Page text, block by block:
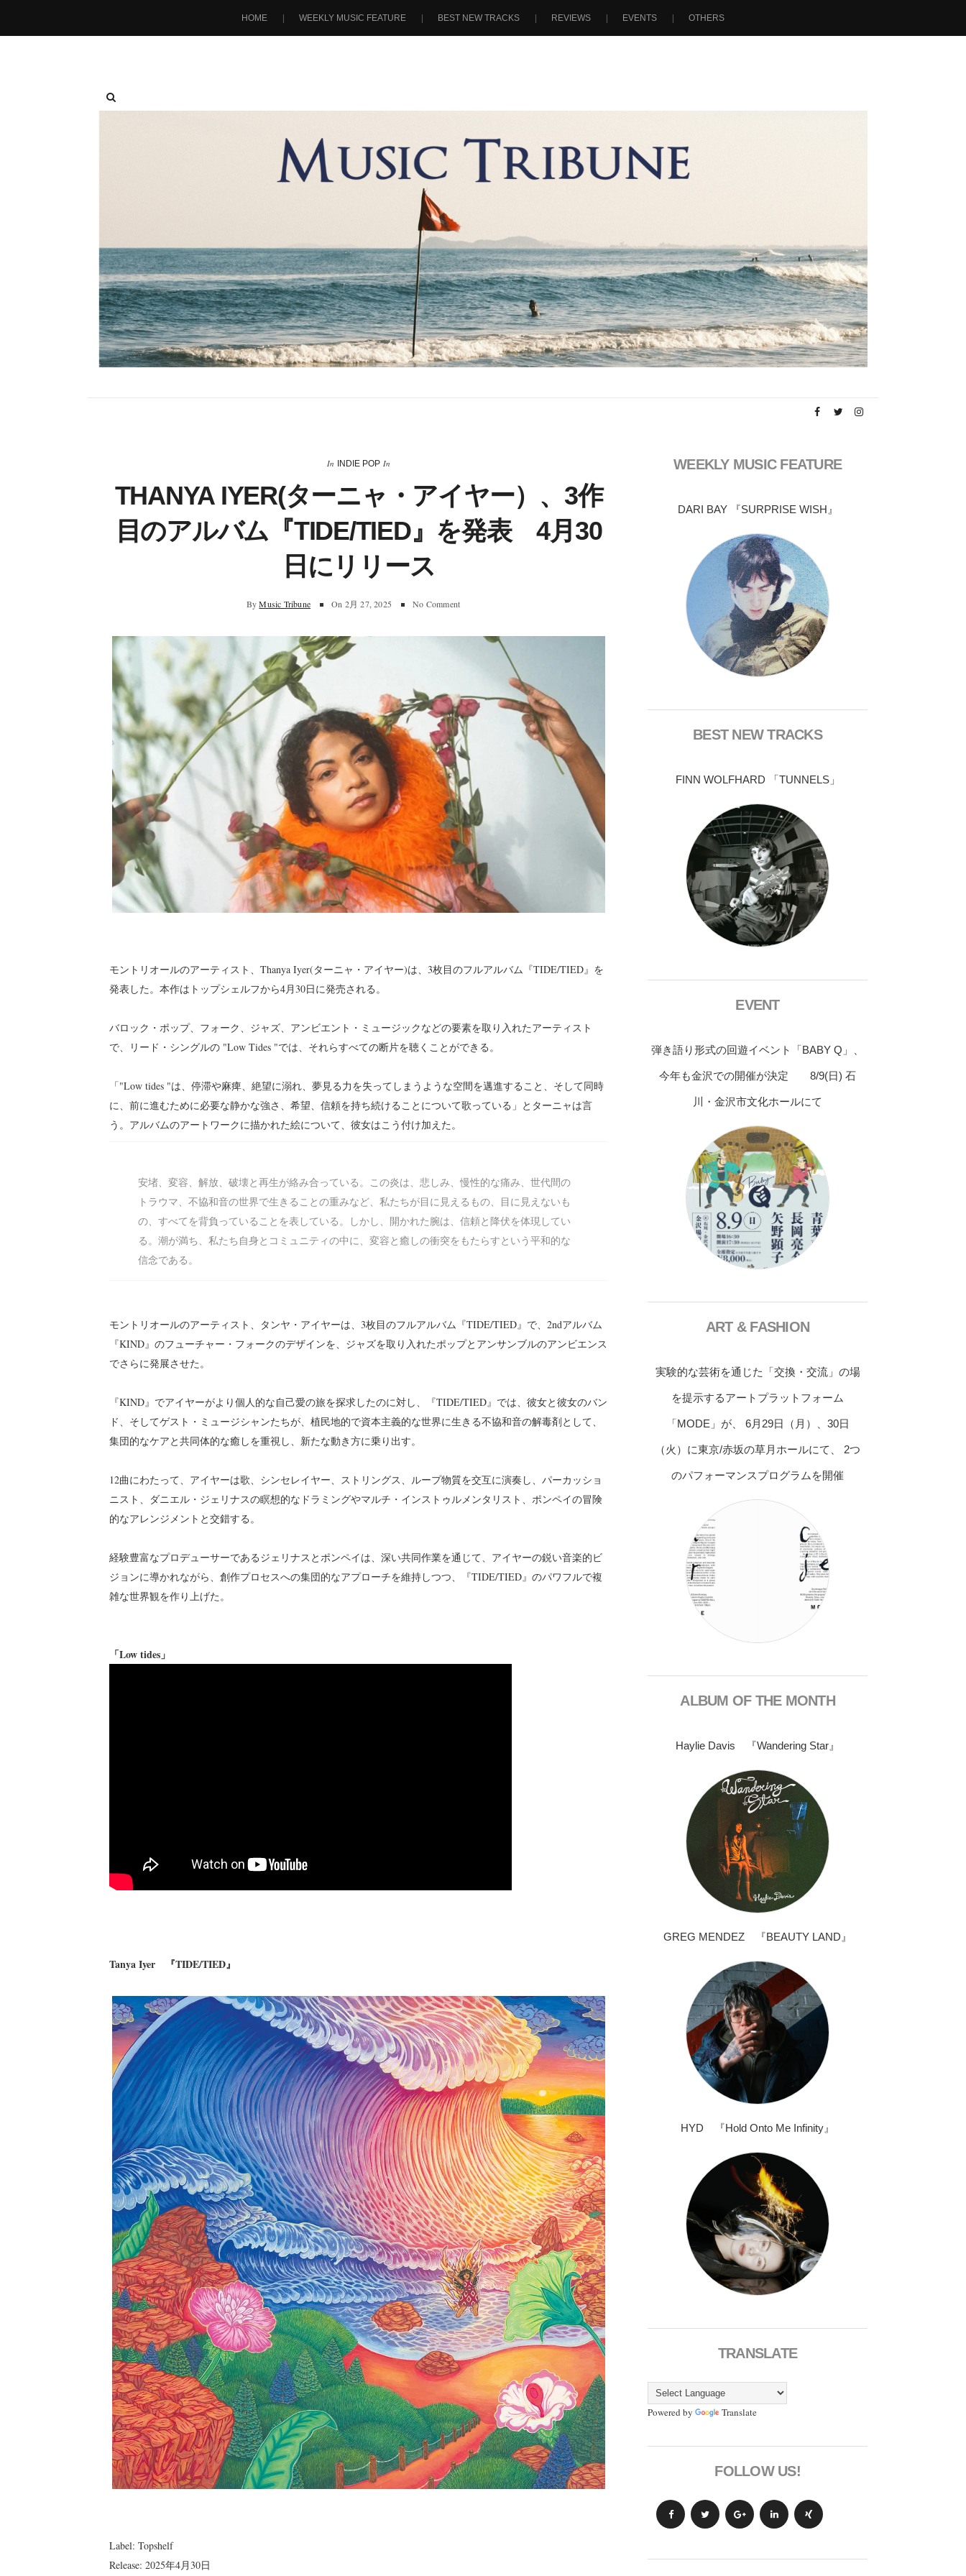
HOME WEEKLY MUSIC FEATURE BEST NEW TRACKS REVIEWS EVENTS OTHERS
In INDIE POP In
THANYA IYER(ターニャ・アイヤー）、3作
目のアルバム『TIDE/TIED』を発表 4月30
日にリリース
By Music Tribune On 2月 27, 2025 No Comment
モントリオールのアーティスト、Thanya Iyer(ターニャ・アイヤー)は、3枚目のフルアルバム『TIDE/TIED』を
発表した。本作はトップシェルフから4月30日に発売される。
バロック・ポップ、フォーク、ジャズ、アンビエント・ミュージックなどの要素を取り入れたアーティスト
で、リード・シングルの "Low Tides "では、それらすべての断片を聴くことができる。
「"Low tides "は、停滞や麻痺、絶望に溺れ、夢見る力を失ってしまうような空間を邁進すること、そして同時
に、前に進むために必要な静かな強さ、希望、信頼を持ち続けることについて歌っている」とターニャは言
う。アルバムのアートワークに描かれた絵について、彼女はこう付け加えた。
安堵、変容、解放、破壊と再生が絡み合っている。この炎は、悲しみ、慢性的な痛み、世代間の
トラウマ、不協和音の世界で生きることの重みなど、私たちが目に見えるもの、目に見えないも
の、すべてを背負っていることを表している。しかし、開かれた腕は、信頼と降伏を体現してい
る。潮が満ち、私たち自身とコミュニティの中に、変容と癒しの衝突をもたらすという平和的な
信念である。
モントリオールのアーティスト、タンヤ・アイヤーは、3枚目のフルアルバム『TIDE/TIED』で、2ndアルバム
『KIND』のフューチャー・フォークのデザインを、ジャズを取り入れたポップとアンサンブルのアンビエンス
でさらに発展させた。
『KIND』でアイヤーがより個人的な自己愛の旅を探求したのに対し、『TIDE/TIED』では、彼女と彼女のバン
ド、そしてゲスト・ミュージシャンたちが、植民地的で資本主義的な世界に生きる不協和音の解毒剤として、
集団的なケアと共同体的な癒しを重視し、新たな動き方に乗り出す。
12曲にわたって、アイヤーは歌、シンセレイヤー、ストリングス、ループ物質を交互に演奏し、パーカッショ
ニスト、ダニエル・ジェリナスの瞑想的なドラミングやマルチ・インストゥルメンタリスト、ポンペイの冒険
的なアレンジメントと交錯する。
経験豊富なプロデューサーであるジェリナスとポンペイは、深い共同作業を通じて、アイヤーの鋭い音楽的ビ
ジョンに導かれながら、創作プロセスへの集団的なアプローチを維持しつつ、『TIDE/TIED』のパワフルで複
雑な世界観を作り上げた。
「Low tides」
Tanya Iyer 『TIDE/TIED』
Label: Topshelf
Release: 2025年4月30日
WEEKLY MUSIC FEATURE
DARI BAY 『SURPRISE WISH』
BEST NEW TRACKS
FINN WOLFHARD 「TUNNELS」
EVENT
弾き語り形式の回遊イベント「BABY Q」、
今年も金沢での開催が決定 8/9(日) 石
川・金沢市文化ホールにて
ART & FASHION
実験的な芸術を通じた「交換・交流」の場
を提示するアートプラットフォーム
「MODE」が、 6月29日（月）、30日
（火）に東京/赤坂の草月ホールにて、 2つ
のパフォーマンスプログラムを開催
ALBUM OF THE MONTH
Haylie Davis 『Wandering Star』
GREG MENDEZ 『BEAUTY LAND』
HYD 『Hold Onto Me Infinity』
TRANSLATE
Powered by Translate
FOLLOW US!